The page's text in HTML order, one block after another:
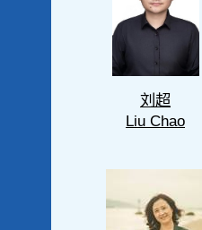
刘超
Liu Chao